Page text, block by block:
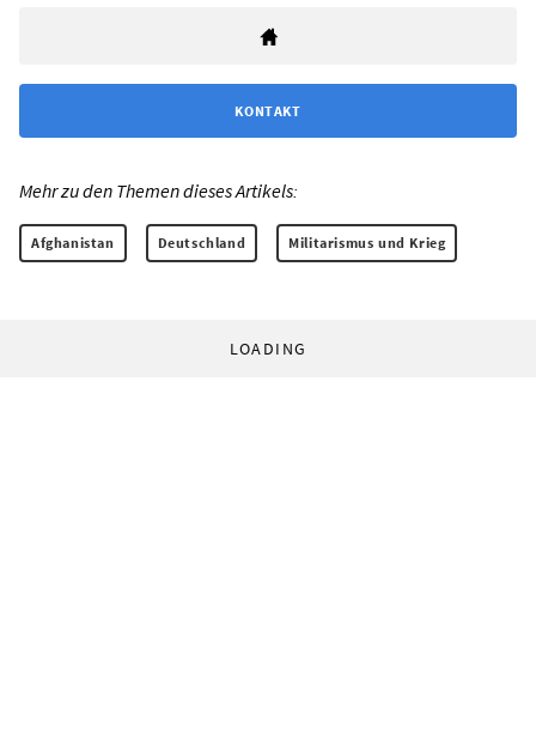
KONTAKT
Mehr zu den Themen dieses Artikels:
Afghanistan Deutschland Militarismus und Krieg
LOADING